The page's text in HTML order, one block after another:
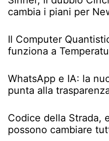
cambia i piani per
Il Computer
funziona a
WhatsApp e IA: la
punta alla
Codice della Strada,
possono cambiare